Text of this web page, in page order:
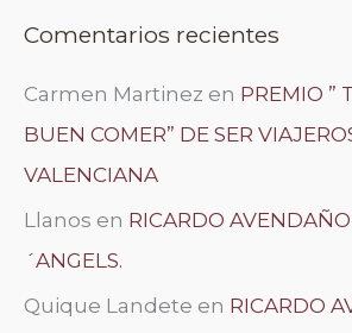
Comentarios recientes
Carmen Martinez en PREMIO ”
BUEN COMER” DE SER
VALENCIANA
Llanos en RICARDO
´ANGELS.
Quique Landete en RICARDO